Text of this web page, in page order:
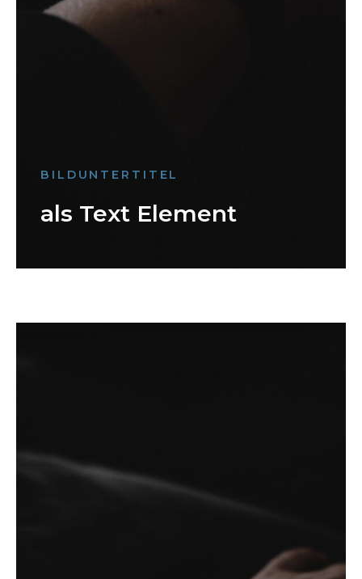
BILDUNTERTITEL
als Text Element